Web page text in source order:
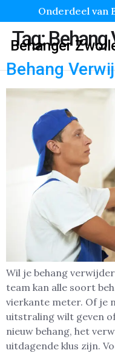
Onderdeel van
Behanger
Tag:Behang
Behang
Wil je behang
team kan alle soort
vierkante meter. Of je
uitstraling wilt geven
nieuw behang, het
uitdagende klus zijn.